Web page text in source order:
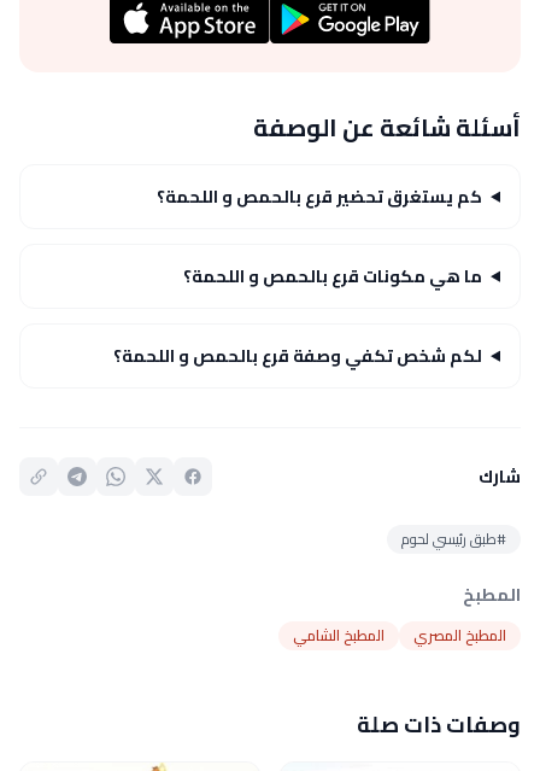
أسئلة شائعة عن الوصفة
كم يستغرق تحضير قرع بالحمص و اللحمة؟
ما هي مكونات قرع بالحمص و اللحمة؟
لكم شخص تكفي وصفة قرع بالحمص و اللحمة؟
شارك
#طبق رئيسي لحوم
المطبخ
المطبخ المصري المطبخ الشامي
وصفات ذات صلة